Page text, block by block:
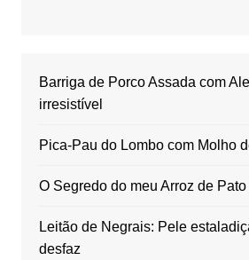
Barriga de Porco Assada com
irresistível
Pica-Pau do Lombo com Molho
O Segredo do meu Arroz de
Leitão de Negrais: Pele
desfaz